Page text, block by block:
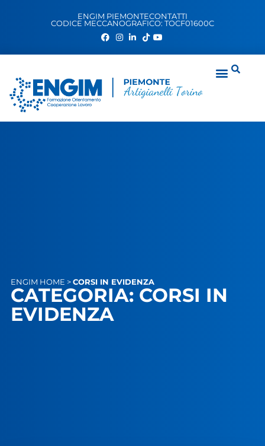
ENGIM PIEMONTECONTATTI
CODICE MECCANOGRAFICO: TOCF01600C
ENGIM HOME > CORSI IN EVIDENZA
CATEGORIA: CORSI IN
EVIDENZA